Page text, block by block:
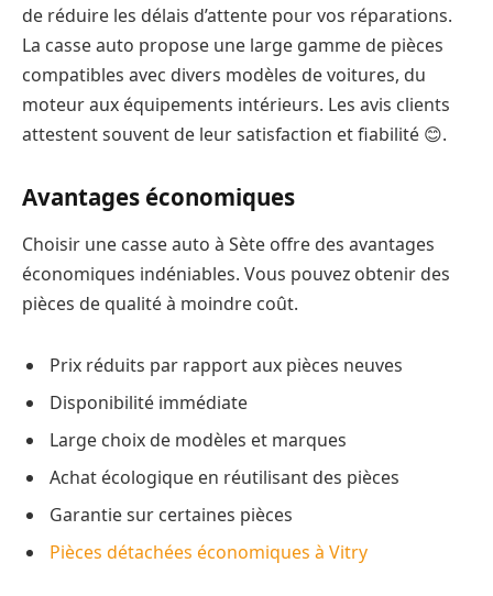
de réduire les délais d’attente pour vos réparations.
La casse auto propose une large gamme de pièces
compatibles avec divers modèles de voitures, du
moteur aux équipements intérieurs. Les avis clients
attestent souvent de leur satisfaction et fiabilité 😊.
Avantages économiques
Choisir une casse auto à Sète offre des avantages
économiques indéniables. Vous pouvez obtenir des
pièces de qualité à moindre coût.
Prix réduits par rapport aux pièces neuves
Disponibilité immédiate
Large choix de modèles et marques
Achat écologique en réutilisant des pièces
Garantie sur certaines pièces
Pièces détachées économiques à Vitry